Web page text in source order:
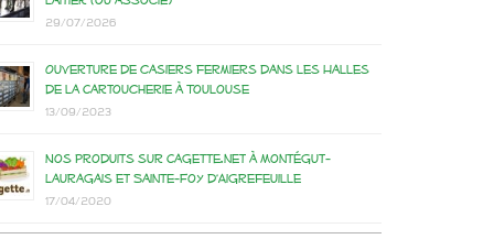
29/07/2026
Ouverture de casiers fermiers dans les Halles
de la Cartoucherie à Toulouse
13/09/2023
Nos produits sur Cagette.net à Montégut-
Lauragais et Sainte-Foy d’Aigrefeuille
17/04/2020